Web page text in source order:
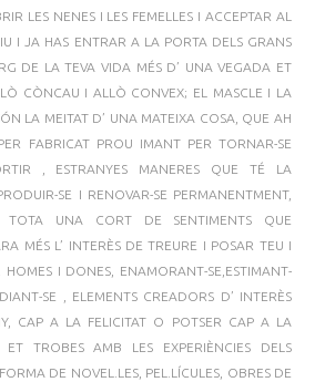
LES NENES I LES FEMELLES I ACCEPTAR AL
I JA HAS ENTRAR A LA PORTA DELS GRANS
DE LA TEVA VIDA MÉS D’ UNA VEGADA ET
CÒNCAU I ALLÒ CONVEX; EL MASCLE I LA
LA MEITAT D’ UNA MATEIXA COSA, QUE AH
FABRICAT PROU IMANT PER TORNAR-SE
, ESTRANYES MANERES QUE TÉ LA
SE I RENOVAR-SE PERMANENTMENT,
TOTA UNA CORT DE SENTIMENTS QUE
MÉS L’ INTERÈS DE TREURE I POSAR TEU I
I DONES, ENAMORANT-SE,ESTIMANT-
SE , ELEMENTS CREADORS D’ INTERÈS
CAP A LA FELICITAT O POTSER CAP A LA
ET TROBES AMB LES EXPERIÈNCIES DELS
DE NOVEL.LES, PEL.LÍCULES, OBRES DE